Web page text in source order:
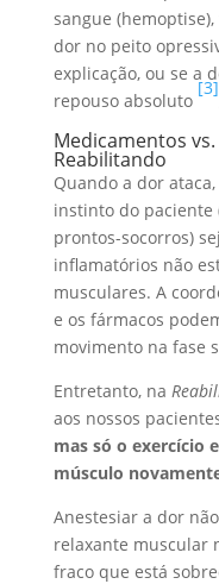
sangue
dor no peito
explicação, ou se a
repouso absoluto
[3]
Medicamentos
Reabilitando
Quando a dor
instinto do paciente
prontos-socorros)
inflamatórios não
musculares. A
e os fármacos
movimento na fase
Entretanto, na
aos nossos
mas só o exercício
músculo
Anestesiar a dor
relaxante muscular
fraco que está